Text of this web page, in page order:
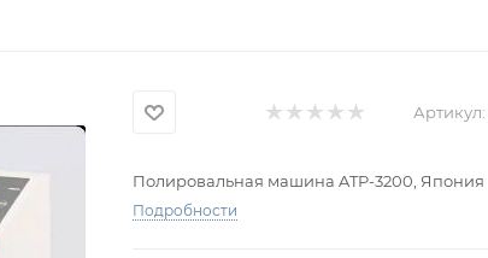
Артикул:
Полировальная машина ATP-3200, Япония
Подробности